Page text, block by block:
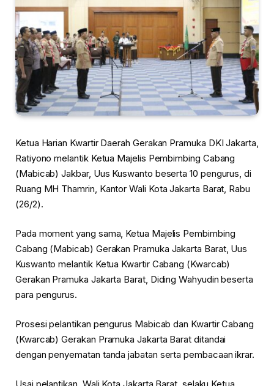
Ketua Harian Kwartir Daerah Gerakan Pramuka DKI Jakarta,
Ratiyono melantik Ketua Majelis Pembimbing Cabang
(Mabicab) Jakbar, Uus Kuswanto beserta 10 pengurus, di
Ruang MH Thamrin, Kantor Wali Kota Jakarta Barat, Rabu
(26/2).
Pada moment yang sama, Ketua Majelis Pembimbing
Cabang (Mabicab) Gerakan Pramuka Jakarta Barat, Uus
Kuswanto melantik Ketua Kwartir Cabang (Kwarcab)
Gerakan Pramuka Jakarta Barat, Diding Wahyudin beserta
para pengurus.
Prosesi pelantikan pengurus Mabicab dan Kwartir Cabang
(Kwarcab) Gerakan Pramuka Jakarta Barat ditandai
dengan penyematan tanda jabatan serta pembacaan ikrar.